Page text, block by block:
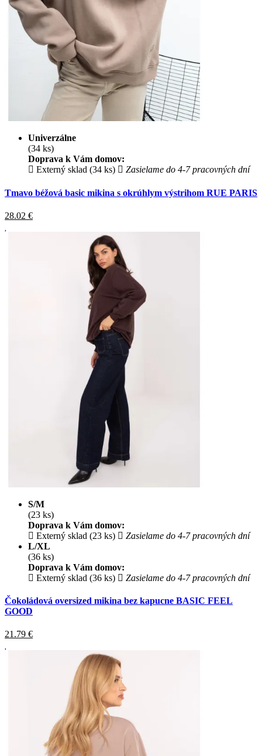
Univerzálne
(34 ks)
Doprava k Vám domov:
Externý sklad (34 ks)
Zasielame do 4-7 pracovných dní
Tmavo béžová basic mikina s okrúhlym výstrihom RUE PARIS
28.02 €
S/M
(23 ks)
Doprava k Vám domov:
Externý sklad (23 ks)
Zasielame do 4-7 pracovných dní
L/XL
(36 ks)
Doprava k Vám domov:
Externý sklad (36 ks)
Zasielame do 4-7 pracovných dní
Čokoládová oversized mikina bez kapucne BASIC FEEL
GOOD
21.79 €